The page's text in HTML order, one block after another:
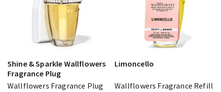
Shine & Sparkle Wallflowers
Fragrance Plug
Wallflowers Fragrance Plug
Limoncello
Wallflowers Fragrance Refill